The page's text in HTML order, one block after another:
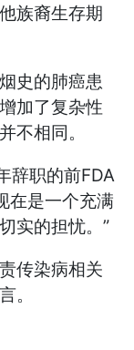
族裔生存期
史的肺癌患
加了复杂性
不相同。
辞职的前FDA
在是一个充满
实的担忧。”
传染病相关
。